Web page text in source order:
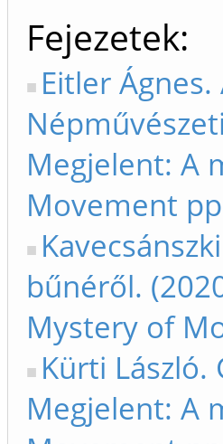
Fejezetek
Eitler
Megjelent: A
Movement
bűnéről.
Mystery of
Kürti László.
Megjelent: A